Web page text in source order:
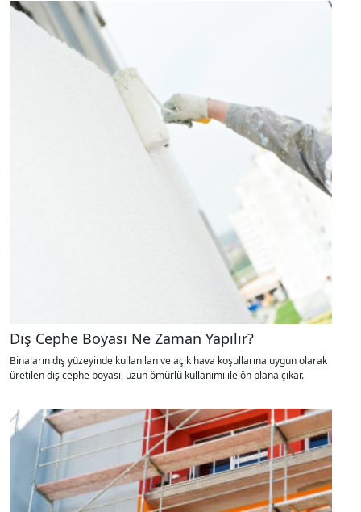
Dış Cephe Boyası Ne Zaman Yapılır?
Binaların dış yüzeyinde kullanılan ve açık hava koşullarına uygun olarak
üretilen dış cephe boyası, uzun ömürlü kullanımı ile ön plana çıkar.